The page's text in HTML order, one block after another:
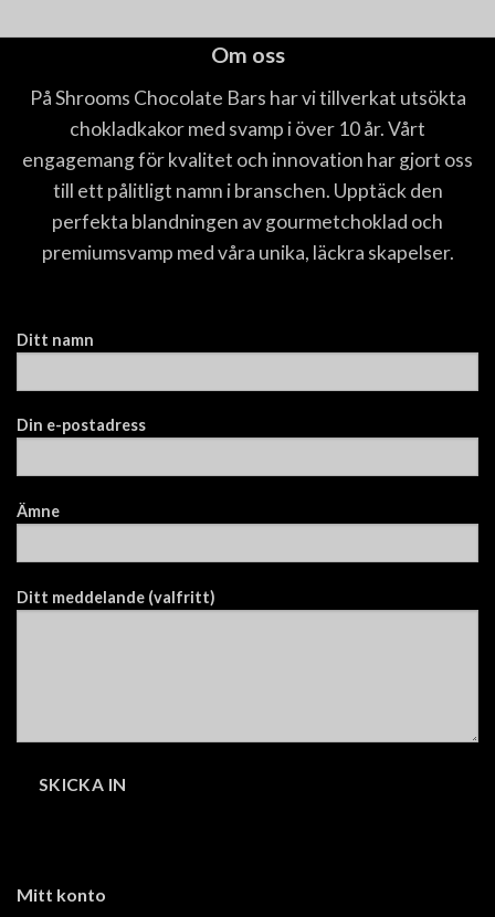
Om oss
På Shrooms Chocolate Bars har vi tillverkat utsökta
chokladkakor med svamp i över 10 år. Vårt
engagemang för kvalitet och innovation har gjort oss
till ett pålitligt namn i branschen. Upptäck den
perfekta blandningen av gourmetchoklad och
premiumsvamp med våra unika, läckra skapelser.
Mitt konto
Ditt namn
Din e-postadress
Ämne
Ditt meddelande (valfritt)